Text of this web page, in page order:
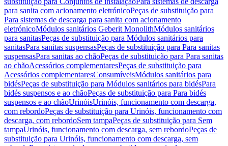
para sanita com acionamento eletrónicoPeças de substituição para
Para sistemas de descarga para sanita com acionamento
eletrónicoMódulos sanitários Geberit MonolithMódulos sanitários
para sanitasPeças de substituição para Módulos sanitários para
sanitasPara sanitas suspensasPeças de substituição para Para sanitas
suspensasPara sanitas ao chãoPeças de substituição para Para sanitas
ao chãoAcessórios complementaresPeças de substituição para
Acessórios complementaresConsumíveisMódulos sanitários para
bidésPeças de substituição para Módulos sanitários para bidésPara
bidés suspensos e ao chãoPeças de substituição para Para bidés
suspensos e ao chãoUrinóisUrinóis, funcionamento com descarga,
com rebordoPeças de substituição para Urinóis, funcionamento com
descarga, com rebordoSem tampaPeças de substituição para Sem
tampaUrinóis, funcionamento com descarga, sem rebordoPeças de
substituição para Urinóis, funcionamento com descarga, sem